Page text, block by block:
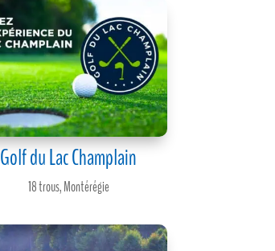
Golf du Lac Champlain
18 trous,Montérégie